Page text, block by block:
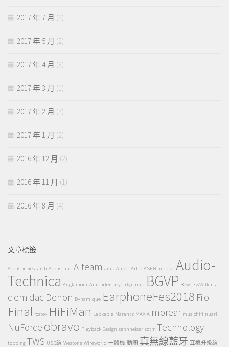
2017 年 7 月 (2)
2017 年 5 月 (2)
2017 年 4 月 (3)
2017 年 3 月 (1)
2017 年 2 月 (7)
2017 年 1 月 (2)
2016 年 12 月 (2)
2016 年 11 月 (1)
2016 年 8 月 (4)
文章標籤
Acoustic Research Acoustune Alteam amp Anker Artio ASEN audeze Audio-
Technica Auglamour Aurender beyerdynamic BGVP Bowers&Wilkins
ciem dac Denon Dynamique EarphoneFes2018 Fiio
Final fostex HiFiMan Labkable Marantz MAXIA morear musichifi nuarl
NuForce obravo Playback Design sennheiser sotm Technology
topping TWS USB線 Westone Wireworld 一體機 動圈 真無線藍牙 耳機升級線